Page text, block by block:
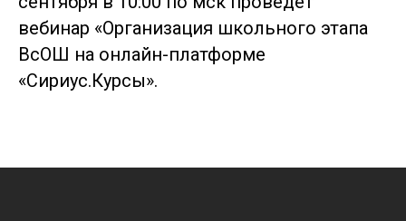
вебинар «Организация школьного этапа
ВсОШ на онлайн-платформе
«Сириус.Курсы».